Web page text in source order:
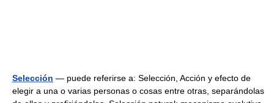
Selección — puede referirse a: Selección, Acción y efecto de
elegir a una o varias personas o cosas entre otras, separándolas